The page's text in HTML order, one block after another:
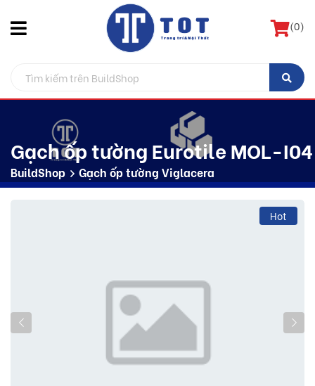
(0)
Gạch ốp tường Eurotile MOL-I04
BuildShop Gạch ốp tường Viglacera
Hot